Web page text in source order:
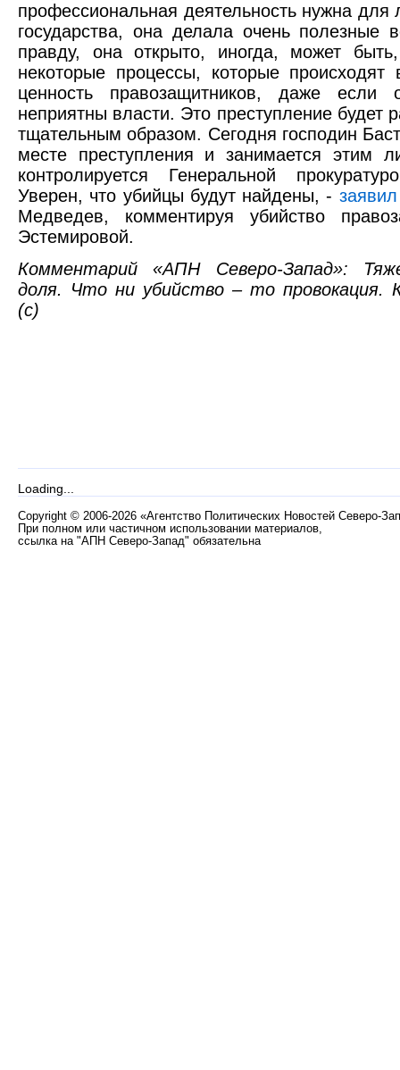
профессиональная деятельность нужна для
государства, она делала очень полезные
правду, она открыто, иногда, может
некоторые процессы, которые
ценность правозащитников, даже если
неприятны власти. Это преступление будет
тщательным образом. Сегодня господин
месте преступления и занимается этим
контролируется Генеральной
Уверен, что убийцы будут найдены, -
Медведев, комментируя убийство
Эстемировой.
Комментарий «АПН Северо-Запад»:
доля. Что ни убийство – то провокация.
(с)
Loading...
Copyright © 2006-2026 «Агентство Политических Новостей Северо-
При полном или частичном использовании материалов,
ссылка на "АПН Северо-Запад" обязательна